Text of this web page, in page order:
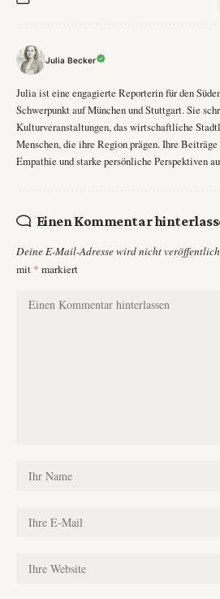
Julia Becker
Julia ist eine engagierte Reporterin für den
Schwerpunkt auf München und Stuttgart. Sie
Kulturveranstaltungen, das wirtschaftliche
Menschen, die ihre Region prägen. Ihre
Empathie und starke persönliche Perspektiven
Einen Kommentar
Deine E-Mail-Adresse wird nicht
mit * markiert